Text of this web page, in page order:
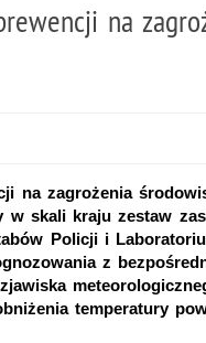
na
na zagrożenia
w skali kraju zestaw
Policji i
z
temperatury